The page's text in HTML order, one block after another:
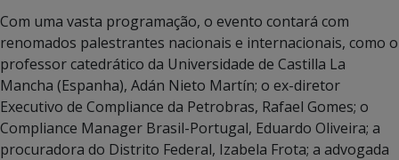
Com uma vasta programação, o evento contará com
renomados palestrantes nacionais e internacionais, como o
professor catedrático da Universidade de Castilla La
Mancha (Espanha), Adán Nieto Martín; o ex-diretor
Executivo de Compliance da Petrobras, Rafael Gomes; o
Compliance Manager Brasil-Portugal, Eduardo Oliveira; a
procuradora do Distrito Federal, Izabela Frota; a advogada